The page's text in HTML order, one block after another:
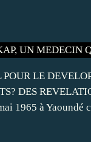
LE
DES
1965 à Yaoundé